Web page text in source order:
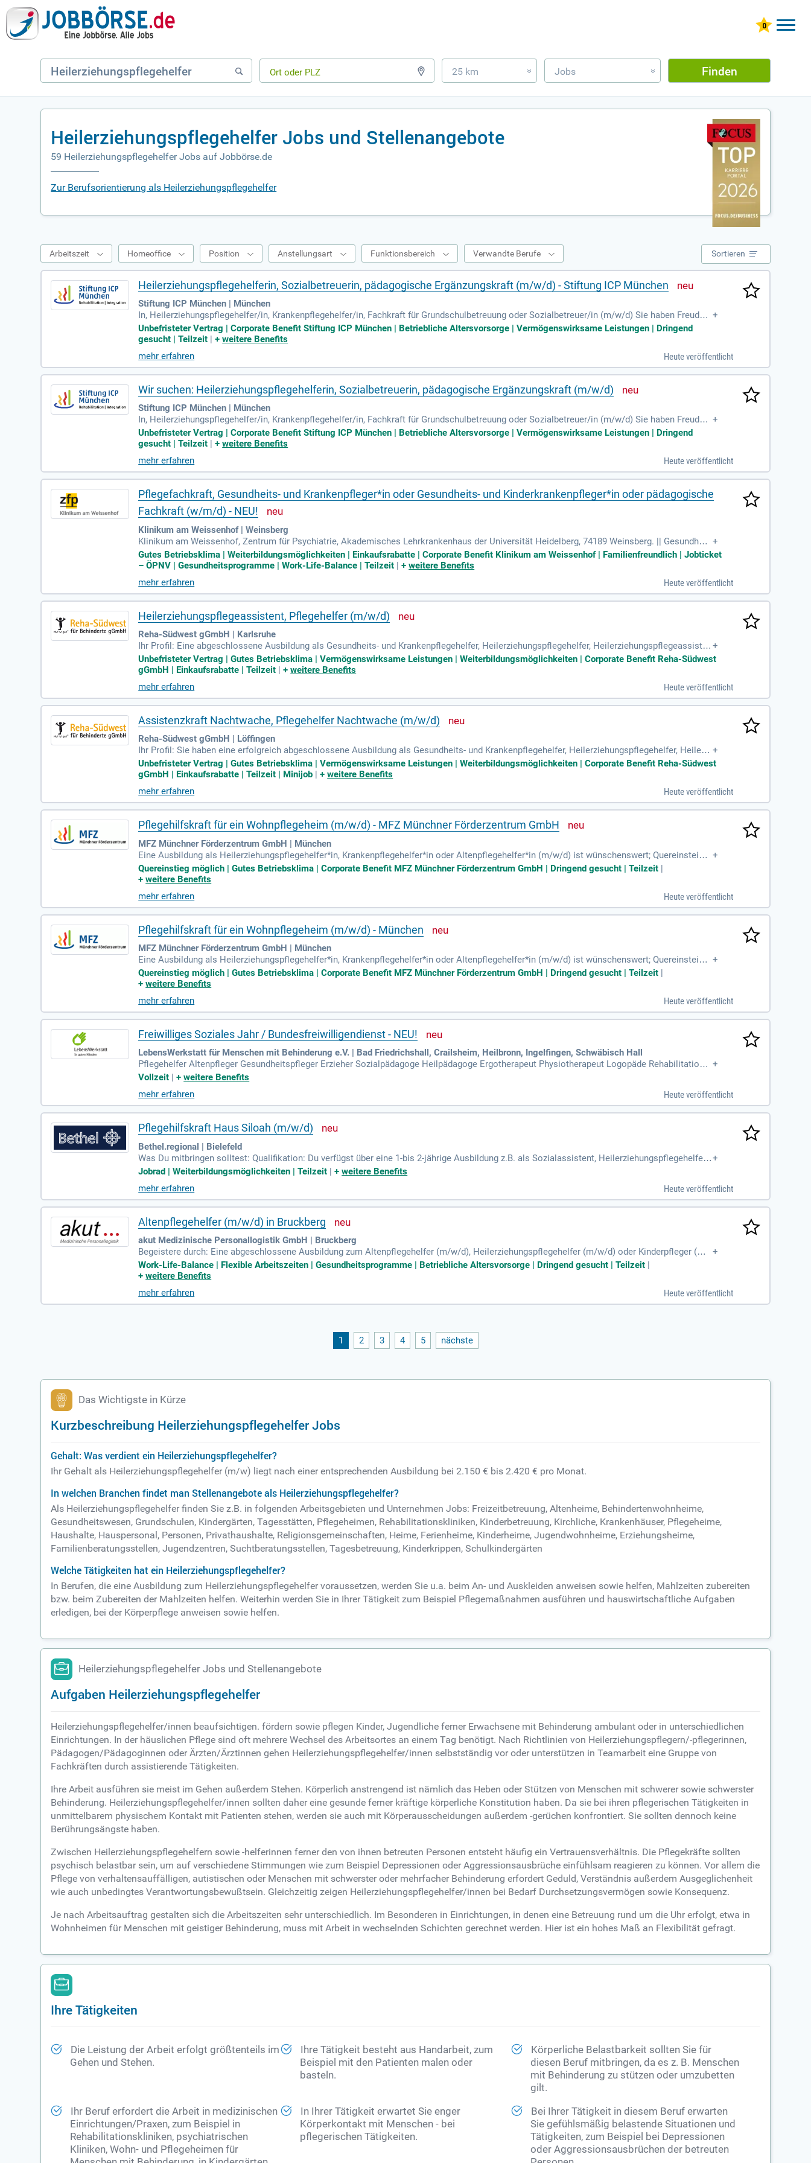
25 km » Jobs » Finden
Heilerziehungspflegehelfer Jobs und Stellenangebote
59 Heilerziehungspflegehelfer Jobs auf Jobbörse.de
Zur Berufsorientierung als Heilerziehungspflegehelfer
Arbeitszeit Homeoffice Position Anstellungsart Funktionsbereich Verwandte Berufe Sortieren
Heilerziehungspflegehelferin, Sozialbetreuerin, pädagogische Ergänzungskraft (m/w/d) - Stiftung ICP München
Stiftung ICP München | München
In, Heilerziehungspflegehelfer/in, Krankenpflegehelfer/in, Fachkraft für Grundschulbetreuung oder Sozialbetreuer/in (m/w/d) Sie haben Freude a
n der Arbeit mit Kindern und Jugendlichen mit Behinderung Sie pflegen einen respektvollen Umgang mit Kindern
+
Unbefristeter Vertrag | Corporate Benefit Stiftung ICP München | Betriebliche Altersvorsorge | Vermögenswirksame Leistungen | Dringend
gesucht | Teilzeit |+weitere Benefits
mehr erfahren
Heute veröffentlicht
Wir suchen: Heilerziehungspflegehelferin, Sozialbetreuerin, pädagogische Ergänzungskraft (m/w/d)
Stiftung ICP München | München
In, Heilerziehungspflegehelfer/in, Krankenpflegehelfer/in, Fachkraft für Grundschulbetreuung oder Sozialbetreuer/in (m/w/d) Sie haben Freude a
n der Arbeit mit Kindern und Jugendlichen mit Behinderung Sie pflegen einen respektvollen Umgang mit Kindern
+
Unbefristeter Vertrag | Corporate Benefit Stiftung ICP München | Betriebliche Altersvorsorge | Vermögenswirksame Leistungen | Dringend
gesucht | Teilzeit |+weitere Benefits
mehr erfahren
Heute veröffentlicht
Pflegefachkraft, Gesundheits- und Krankenpfleger*in oder Gesundheits- und Kinderkrankenpfleger*in oder pädagogische
Fachkraft (w/m/d) - NEU!
Klinikum am Weissenhof | Weinsberg
Klinikum am Weissenhof, Zentrum für Psychiatrie, Akademisches Lehrkrankenhaus der Universität Heidelberg, 74189 Weinsberg. || Gesundheit
spfleger Krankenschwester Nurse Pflegefachkraft Pflegekraft Pflegeassistent Seniorenpfleger Pflegefachfrau Pflegeperson
+
Gutes Betriebsklima | Weiterbildungsmöglichkeiten | Einkaufsrabatte | Corporate Benefit Klinikum am Weissenhof | Familienfreundlich | Jobticket
– ÖPNV | Gesundheitsprogramme | Work-Life-Balance | Teilzeit |+weitere Benefits
mehr erfahren
Heute veröffentlicht
Heilerziehungspflegeassistent, Pflegehelfer (m/w/d)
Reha-Südwest gGmbH | Karlsruhe
Ihr Profil: Eine abgeschlossene Ausbildung als Gesundheits- und Krankenpflegehelfer, Heilerziehungspflegehelfer, Heilerziehungspflegeassisten
t, Altenpflegehelfer (m/w/d) oder eine vergleichbare pflegerische Ausbildung (m/w/d); idealerweise Erfahrung in
+
Unbefristeter Vertrag | Gutes Betriebsklima | Vermögenswirksame Leistungen | Weiterbildungsmöglichkeiten | Corporate Benefit Reha-Südwest
gGmbH | Einkaufsrabatte | Teilzeit |+weitere Benefits
mehr erfahren
Heute veröffentlicht
Assistenzkraft Nachtwache, Pflegehelfer Nachtwache (m/w/d)
Reha-Südwest gGmbH | Löffingen
Ihr Profil: Sie haben eine erfolgreich abgeschlossene Ausbildung als Gesundheits- und Krankenpflegehelfer, Heilerziehungspflegehelfer, Heilerzi
ehungspflegeassistent, Altenpflegehelfer (m/w/d) oder eine vergleichbare pflegerische Ausbildung.
+
Unbefristeter Vertrag | Gutes Betriebsklima | Vermögenswirksame Leistungen | Weiterbildungsmöglichkeiten | Corporate Benefit Reha-Südwest
gGmbH | Einkaufsrabatte | Teilzeit | Minijob |+weitere Benefits
mehr erfahren
Heute veröffentlicht
Pflegehilfskraft für ein Wohnpflegeheim (m/w/d) - MFZ Münchner Förderzentrum GmbH
MFZ Münchner Förderzentrum GmbH | München
Eine Ausbildung als Heilerziehungspflegehelfer*in, Krankenpflegehelfer*in oder Altenpflegehelfer*in (m/w/d) ist wünschenswert; Quereinsteiger
*innen sind aber auch herzlich willkommen.
+
Quereinstieg möglich | Gutes Betriebsklima | Corporate Benefit MFZ Münchner Förderzentrum GmbH | Dringend gesucht | Teilzeit |
+weitere Benefits
mehr erfahren
Heute veröffentlicht
Pflegehilfskraft für ein Wohnpflegeheim (m/w/d) - München
MFZ Münchner Förderzentrum GmbH | München
Eine Ausbildung als Heilerziehungspflegehelfer*in, Krankenpflegehelfer*in oder Altenpflegehelfer*in (m/w/d) ist wünschenswert; Quereinsteiger
*innen sind aber auch herzlich willkommen.
+
Quereinstieg möglich | Gutes Betriebsklima | Corporate Benefit MFZ Münchner Förderzentrum GmbH | Dringend gesucht | Teilzeit |
+weitere Benefits
mehr erfahren
Heute veröffentlicht
Freiwilliges Soziales Jahr / Bundesfreiwilligendienst - NEU!
LebensWerkstatt für Menschen mit Behinderung e.V. | Bad Friedrichshall, Crailsheim, Heilbronn, Ingelfingen, Schwäbisch Hall
Pflegehelfer Altenpfleger Gesundheitspfleger Erzieher Sozialpädagoge Heilpädagoge Ergotherapeut Physiotherapeut Logopäde Rehabilitations
pädagoge Inklusionsbegleiter Alltagsbegleiter Betreuungsassistent Integrationshelfer Assistenzkraft Gruppenleiter
+
Vollzeit |+weitere Benefits
mehr erfahren
Heute veröffentlicht
Pflegehilfskraft Haus Siloah (m/w/d)
Bethel.regional | Bielefeld
Was Du mitbringen solltest: Qualifikation: Du verfügst über eine 1-bis 2-jährige Ausbildung z.B. als Sozialassistent, Heilerziehungspflegehelfer,
Gesundheits- und Krankenpflegehelfer (m/w/d).
+
Jobrad | Weiterbildungsmöglichkeiten | Teilzeit |+weitere Benefits
mehr erfahren
Heute veröffentlicht
Altenpflegehelfer (m/w/d) in Bruckberg
akut Medizinische Personallogistik GmbH | Bruckberg
Begeistere durch: Eine abgeschlossene Ausbildung zum Altenpflegehelfer (m/w/d), Heilerziehungspflegehelfer (m/w/d) oder Kinderpfleger (m/
w/d); Erfahrung im beschützten Bereich ist von Vorteil; Bereitschaft zur 2-Schicht (Früh:6-13Uhr und Spät:13-21Uhr
+
Work-Life-Balance | Flexible Arbeitszeiten | Gesundheitsprogramme | Betriebliche Altersvorsorge | Dringend gesucht | Teilzeit |
+weitere Benefits
mehr erfahren
Heute veröffentlicht
1 2 3 4 5 nächste
Das Wichtigste in Kürze
Kurzbeschreibung Heilerziehungspflegehelfer Jobs
Gehalt: Was verdient ein Heilerziehungspflegehelfer?
Ihr Gehalt als Heilerziehungspflegehelfer (m/w) liegt nach einer entsprechenden Ausbildung bei 2.150 € bis 2.420 € pro Monat.
In welchen Branchen findet man Stellenangebote als Heilerziehungspflegehelfer?
Als Heilerziehungspflegehelfer finden Sie z.B. in folgenden Arbeitsgebieten und Unternehmen Jobs: Freizeitbetreuung, Altenheime, Behindertenwohnheime,
Gesundheitswesen, Grundschulen, Kindergärten, Tagesstätten, Pflegeheimen, Rehabilitationskliniken, Kinderbetreuung, Kirchliche, Krankenhäuser, Pflegeheime,
Haushalte, Hauspersonal, Personen, Privathaushalte, Religionsgemeinschaften, Heime, Ferienheime, Kinderheime, Jugendwohnheime, Erziehungsheime,
Familienberatungsstellen, Jugendzentren, Suchtberatungsstellen, Tagesbetreuung, Kinderkrippen, Schulkindergärten
Welche Tätigkeiten hat ein Heilerziehungspflegehelfer?
In Berufen, die eine Ausbildung zum Heilerziehungspflegehelfer voraussetzen, werden Sie u.a. beim An- und Auskleiden anweisen sowie helfen, Mahlzeiten zubereiten
bzw. beim Zubereiten der Mahlzeiten helfen. Weiterhin werden Sie in Ihrer Tätigkeit zum Beispiel Pflegemaßnahmen ausführen und hauswirtschaftliche Aufgaben
erledigen, bei der Körperpflege anweisen sowie helfen.
Heilerziehungspflegehelfer Jobs und Stellenangebote
Aufgaben Heilerziehungspflegehelfer
Heilerziehungspflegehelfer/innen beaufsichtigen. fördern sowie pflegen Kinder, Jugendliche ferner Erwachsene mit Behinderung ambulant oder in unterschiedlichen
Einrichtungen. In der häuslichen Pflege sind oft mehrere Wechsel des Arbeitsortes an einem Tag benötigt. Nach Richtlinien von Heilerziehungspflegern/-pflegerinnen,
Pädagogen/Pädagoginnen oder Ärzten/Ärztinnen gehen Heilerziehungspflegehelfer/innen selbstständig vor oder unterstützen in Teamarbeit eine Gruppe von
Fachkräften durch assistierende Tätigkeiten.
Ihre Arbeit ausführen sie meist im Gehen außerdem Stehen. Körperlich anstrengend ist nämlich das Heben oder Stützen von Menschen mit schwerer sowie schwerster
Behinderung. Heilerziehungspflegehelfer/innen sollten daher eine gesunde ferner kräftige körperliche Konstitution haben. Da sie bei ihren pflegerischen Tätigkeiten in
unmittelbarem physischem Kontakt mit Patienten stehen, werden sie auch mit Körperausscheidungen außerdem -gerüchen konfrontiert. Sie sollten dennoch keine
Berührungsängste haben.
Zwischen Heilerziehungspflegehelfern sowie -helferinnen ferner den von ihnen betreuten Personen entsteht häufig ein Vertrauensverhältnis. Die Pflegekräfte sollten
psychisch belastbar sein, um auf verschiedene Stimmungen wie zum Beispiel Depressionen oder Aggressionsausbrüche einfühlsam reagieren zu können. Vor allem die
Pflege von verhaltensauffälligen, autistischen oder Menschen mit schwerster oder mehrfacher Behinderung erfordert Geduld, Verständnis außerdem Ausgeglichenheit
wie auch unbedingtes Verantwortungsbewußtsein. Gleichzeitig zeigen Heilerziehungspflegehelfer/innen bei Bedarf Durchsetzungsvermögen sowie Konsequenz.
Je nach Arbeitsauftrag gestalten sich die Arbeitszeiten sehr unterschiedlich. Im Besonderen in Einrichtungen, in denen eine Betreuung rund um die Uhr erfolgt, etwa in
Wohnheimen für Menschen mit geistiger Behinderung, muss mit Arbeit in wechselnden Schichten gerechnet werden. Hier ist ein hohes Maß an Flexibilität gefragt.
Ihre Tätigkeiten
Die Leistung der Arbeit erfolgt größtenteils im
Gehen und Stehen.
Ihre Tätigkeit besteht aus Handarbeit, zum
Beispiel mit den Patienten malen oder
basteln.
Körperliche Belastbarkeit sollten Sie für
diesen Beruf mitbringen, da es z. B. Menschen
mit Behinderung zu stützen oder umzubetten
gilt.
Ihr Beruf erfordert die Arbeit in medizinischen
Einrichtungen/Praxen, zum Beispiel in
Rehabilitationskliniken, psychiatrischen
Kliniken, Wohn- und Pflegeheimen für
In Ihrer Tätigkeit erwartet Sie enger
Körperkontakt mit Menschen - bei
pflegerischen Tätigkeiten.
Bei Ihrer Tätigkeit in diesem Beruf erwarten
Sie gefühlsmäßig belastende Situationen und
Tätigkeiten, zum Beispiel bei Depressionen
oder Aggressionsausbrüchen der betreuten